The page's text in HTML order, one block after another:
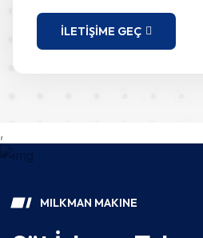
İLETIŞIME GEÇ
,
MILKMAN MAKINE